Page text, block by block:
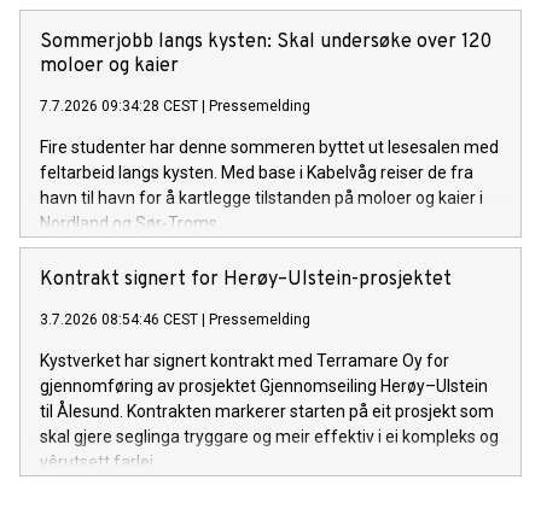
næringsaktivitet i området.
Sommerjobb langs kysten: Skal undersøke over 120
moloer og kaier
7.7.2026 09:34:28 CEST Pressemelding
Fire studenter har denne sommeren byttet ut lesesalen med
feltarbeid langs kysten. Med base i Kabelvåg reiser de fra
havn til havn for å kartlegge tilstanden på moloer og kaier i
Nordland og Sør-Troms.
Kontrakt signert for Herøy–Ulstein-prosjektet
3.7.2026 08:54:46 CEST Pressemelding
Kystverket har signert kontrakt med Terramare Oy for
gjennomføring av prosjektet Gjennomseiling Herøy–Ulstein
til Ålesund. Kontrakten markerer starten på eit prosjekt som
skal gjere seglinga tryggare og meir effektiv i ei kompleks og
vêrutsett farlei.